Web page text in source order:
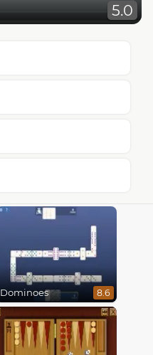
5.0
Dominoes 8.6